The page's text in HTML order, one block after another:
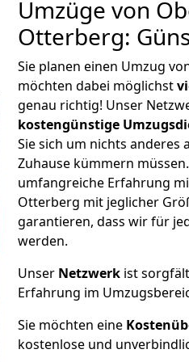
Umzüge von
Otterberg:
Sie planen einen Umzug
möchten dabei möglichst
genau richtig! Unser
kostengünstige
Sie sich um nichts anderes
Zuhause kümmern
umfangreiche Erfahrung
Otterberg mit jeglicher
garantieren, dass wir für
werden.
Unser Netzwerk ist
Erfahrung im
Sie möchten eine
kostenlose und